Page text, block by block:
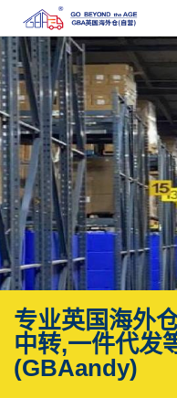
专业英国海外
中转,一件代发
(GBAandy)